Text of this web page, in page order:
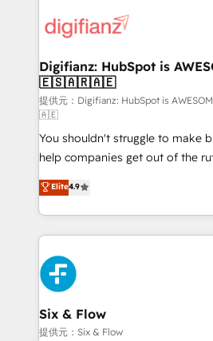
more people - Get the most out of your HubSpot
investment
supercharge revenue operations Key services: • CRM
Transformation / Web
Sales Consulting • Marketing
makes us different? 🚀 Top 0.5% of global HubSpot
agencies ⚙️ The strongest technical ability and
integration capabilities 💼 Consultative, long-term
partners who will embed
business, processes and systems 🏢 We specialise in
working with mid-market and
organisations, global
complex use cases 🏆 CRM Implementation,
Platform Enablement, Custom
Onboarding Accredited 🔐 ISO27001 & ISO9001
Certified
Digifianz: HubSpot is
🇪🇸🇦🇷🇦🇪
提供元：Digifianz: HubSpot is
🇦🇪
You shouldn't struggle to make
help companies get out of the
process-oriented teams
Marketing, Sales, Service, CMS
so selling and actually engaging
feels easy and pain-free. We are a top ranked
HubSpot Elite Partner, winner of
and Customer First Awards, 4.9/
Reviews and 4.9/5 rating in Clutch
helps the following industries:
improvement & construction,
Elite4.9
Six & Flow
提供元：Six & Flow